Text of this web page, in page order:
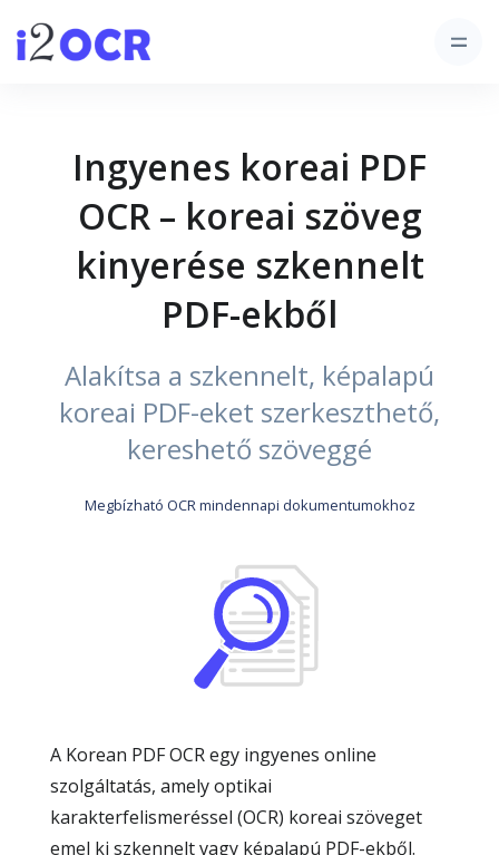
Ingyenes koreai PDF
OCR – koreai szöveg
kinyerése szkennelt
PDF-ekből
Alakítsa a szkennelt, képalapú
koreai PDF-eket szerkeszthető,
kereshető szöveggé
Megbízható OCR mindennapi dokumentumokhoz
A Korean PDF OCR egy ingyenes online
szolgáltatás, amely optikai
karakterfelismeréssel (OCR) koreai szöveget
emel ki szkennelt vagy képalapú PDF-ekből.